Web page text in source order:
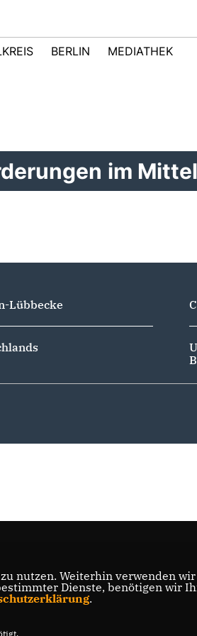
BERLIN MEDIATHEK
im
Lübbecke
nutzen. Weiterhin verwenden
Dienste, benötigen wir
.